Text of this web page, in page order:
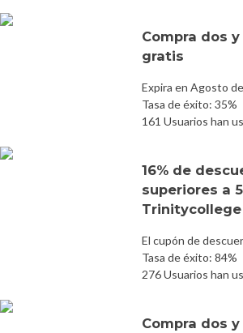
Compra dos
gratis
Expira en Agosto
Tasa de éxito: 35%
161 Usuarios han
16% de
superiores a
El cupón de
Tasa de éxito: 84%
276 Usuarios han
Compra dos